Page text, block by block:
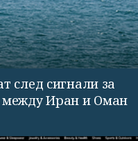
след сигнали за
между Иран и Оман